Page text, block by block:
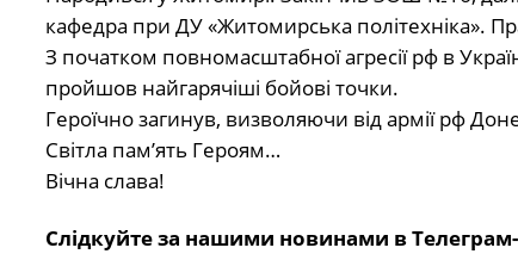
кафедра при ДУ «Житомирська політехніка».
З початком повномасштабної агресії рф в
пройшов найгарячіші бойові точки.
Героїчно загинув, визволяючи від армії рф
Світла пам’ять Героям…
Вічна слава!
Слідкуйте за нашими новинами в Телеграм-